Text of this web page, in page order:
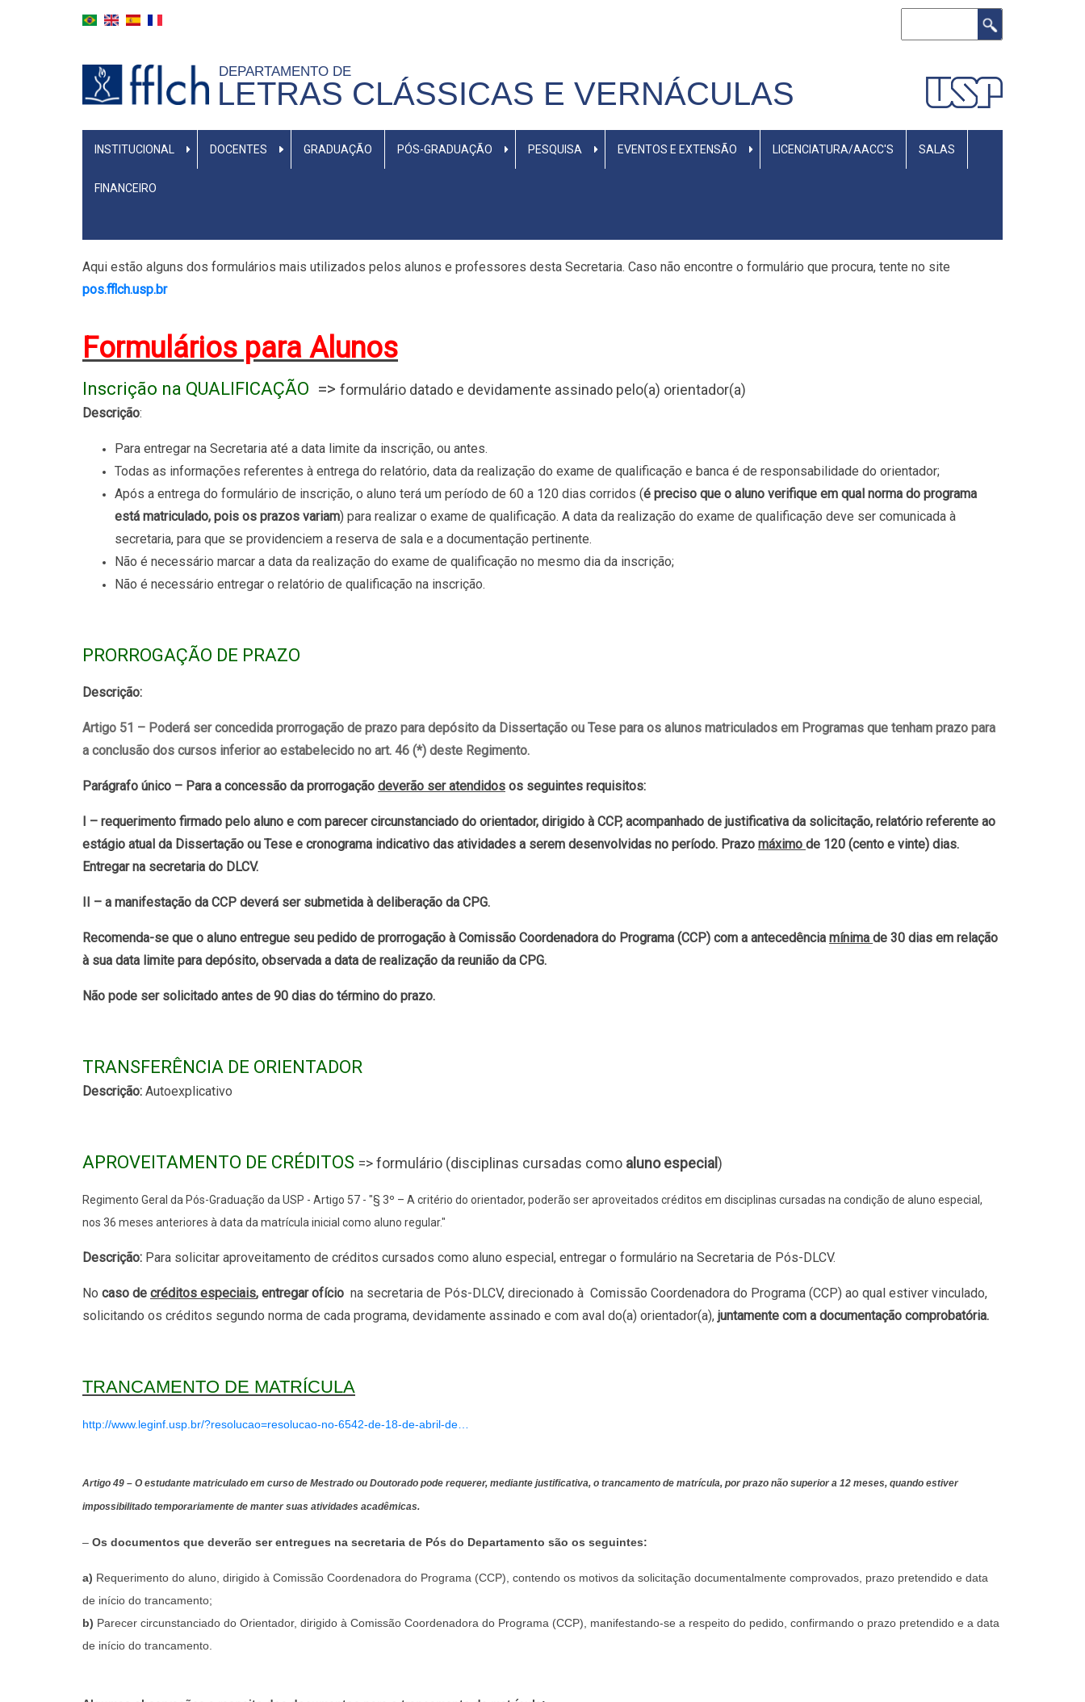
DEPARTAMENTO DE
LETRAS CLÁSSICAS E VERNÁCULAS
MENU
INSTITUCIONAL DOCENTES GRADUAÇÃO PÓS-GRADUAÇÃO PESQUISA EVENTOS E EXTENSÃO LICENCIATURA/AACC'S SALAS
FINANCEIRO
Aqui estão alguns dos formulários mais utilizados pelos alunos e professores desta Secretaria. Caso não encontre o formulário que procura, tente no site
pos.fflch.usp.br
Formulários para Alunos
Inscrição na QUALIFICAÇÃO => formulário datado e devidamente assinado pelo(a) orientador(a)
Descrição:
Para entregar na Secretaria até a data limite da inscrição, ou antes.
Todas as informações referentes à entrega do relatório, data da realização do exame de qualificação e banca é de responsabilidade do orientador;
Após a entrega do formulário de inscrição, o aluno terá um período de 60 a 120 dias corridos (é preciso que o aluno verifique em qual norma do programa
está matriculado, pois os prazos variam) para realizar o exame de qualificação. A data da realização do exame de qualificação deve ser comunicada à
secretaria, para que se providenciem a reserva de sala e a documentação pertinente.
Não é necessário marcar a data da realização do exame de qualificação no mesmo dia da inscrição;
Não é necessário entregar o relatório de qualificação na inscrição.
PRORROGAÇÃO DE PRAZO
Descrição:
Artigo 51 – Poderá ser concedida prorrogação de prazo para depósito da Dissertação ou Tese para os alunos matriculados em Programas que tenham prazo para
a conclusão dos cursos inferior ao estabelecido no art. 46 (*) deste Regimento.
Parágrafo único – Para a concessão da prorrogação deverão ser atendidos os seguintes requisitos:
I – requerimento firmado pelo aluno e com parecer circunstanciado do orientador, dirigido à CCP, acompanhado de justificativa da solicitação, relatório referente ao
estágio atual da Dissertação ou Tese e cronograma indicativo das atividades a serem desenvolvidas no período. Prazo máximo de 120 (cento e vinte) dias.
Entregar na secretaria do DLCV.
II – a manifestação da CCP deverá ser submetida à deliberação da CPG.
Recomenda-se que o aluno entregue seu pedido de prorrogação à Comissão Coordenadora do Programa (CCP) com a antecedência mínima de 30 dias em relação
à sua data limite para depósito, observada a data de realização da reunião da CPG.
Não pode ser solicitado antes de 90 dias do término do prazo.
TRANSFERÊNCIA DE ORIENTADOR
Descrição: Autoexplicativo
APROVEITAMENTO DE CRÉDITOS => formulário (disciplinas cursadas como aluno especial)
Regimento Geral da Pós-Graduação da USP - Artigo 57 - "§ 3º – A critério do orientador, poderão ser aproveitados créditos em disciplinas cursadas na condição de aluno especial,
nos 36 meses anteriores à data da matrícula inicial como aluno regular."
Descrição: Para solicitar aproveitamento de créditos cursados como aluno especial, entregar o formulário na Secretaria de Pós-DLCV.
No caso de créditos especiais, entregar ofício na secretaria de Pós-DLCV, direcionado à Comissão Coordenadora do Programa (CCP) ao qual estiver vinculado,
solicitando os créditos segundo norma de cada programa, devidamente assinado e com aval do(a) orientador(a), juntamente com a documentação comprobatória.
TRANCAMENTO DE MATRÍCULA
http://www.leginf.usp.br/?resolucao=resolucao-no-6542-de-18-de-abril-de…
Artigo 49 – O estudante matriculado em curso de Mestrado ou Doutorado pode requerer, mediante justificativa, o trancamento de matrícula, por prazo não superior a 12 meses, quando estiver
impossibilitado temporariamente de manter suas atividades acadêmicas.
– Os documentos que deverão ser entregues na secretaria de Pós do Departamento são os seguintes:
a) Requerimento do aluno, dirigido à Comissão Coordenadora do Programa (CCP), contendo os motivos da solicitação documentalmente comprovados, prazo pretendido e data
de início do trancamento;
b) Parecer circunstanciado do Orientador, dirigido à Comissão Coordenadora do Programa (CCP), manifestando-se a respeito do pedido, confirmando o prazo pretendido e a data
de início do trancamento.